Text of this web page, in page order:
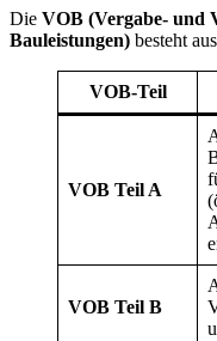
Die VOB (Vergabe- und
Bauleistungen) besteht
VOB-Teil
VOB Teil A
VOB Teil B